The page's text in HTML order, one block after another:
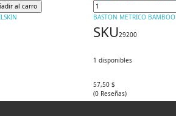
al carro
BASTON METRICO BAMBOO
SKU29200
1 disponibles
57,50 $
(0 Reseñas)